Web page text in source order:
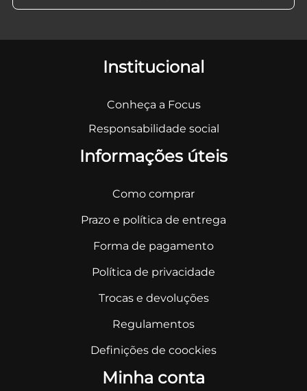
Institucional
Conheça a Focus
Responsabilidade social
Informações úteis
Como comprar
Prazo e política de entrega
Forma de pagamento
Política de privacidade
Trocas e devoluções
Regulamentos
Definições de coockies
Minha conta